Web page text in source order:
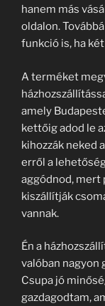
hanem más
oldalon.
funkció is, ha
A terméket
amely
kettőig adod le
kihozzák neked
erről a
aggódnod, mert
kiszállítják
vannak.
Én a
valóban nagyon
Csupa jó
gazdagodtam,